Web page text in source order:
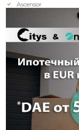
Ascensor